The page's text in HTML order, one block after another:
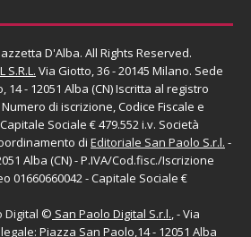
D'Alba. All Rights Reserved.
S.R.L. Via Giotto, 36 - 20145 Milano. Sede
14 - 12051 Alba (CN) Iscritta al registro
di iscrizione, Codice Fiscale e
Sociale € 479.552 i.v. Società
di Editoriale San Paolo S.r.l. -
Alba (CN) - P.IVA/Cod.fisc./Iscrizione
01660660042 - Capitale Sociale €
Digital © San Paolo Digital S.r.l., - Via
Piazza San Paolo,14 - 12051 Alba